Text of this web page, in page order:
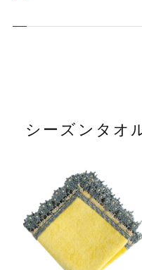
シーズンタオ